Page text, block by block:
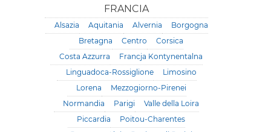
FRANCIA
Alsazia Aquitania Alvernia
Borgogna
Bretagna
Centro
Corsica
Costa Azzurra
Francja Kontynentalna
Linguadoca-Rossiglione
Limosino
Lorena
Mezzogiorno-Pirenei
Normandia
Parigi
Valle della Loira
Piccardia
Poitou-Charentes